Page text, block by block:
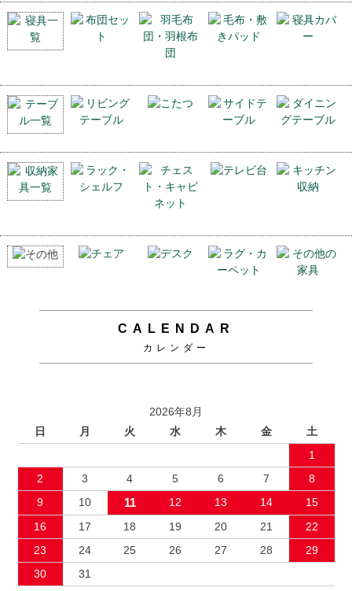
CALENDAR
カレンダー
2026年8月
日
月 火 水 木 金
土
1
2
3 4 5 6 7
8
9
10 11 12 13 14
15
16
17 18 19 20 21
22
23
24 25 26 27 28
29
30
31